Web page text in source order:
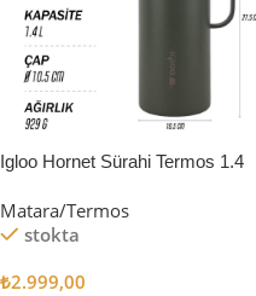
Igloo Hornet Sürahi Termos 1.4
Matara/Termos
stokta
₺2.999,00